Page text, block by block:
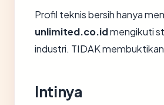
Profil teknis bersih hanya
unlimited.co.idmengikuti
industri. TIDAK
Intinya